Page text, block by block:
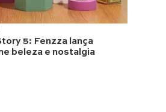
5: Fenzza lança
beleza e nostalgia